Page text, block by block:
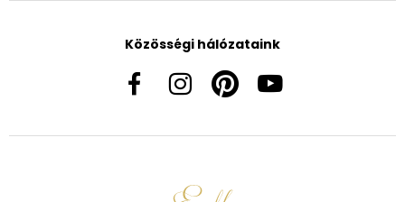
Közösségi hálózataink